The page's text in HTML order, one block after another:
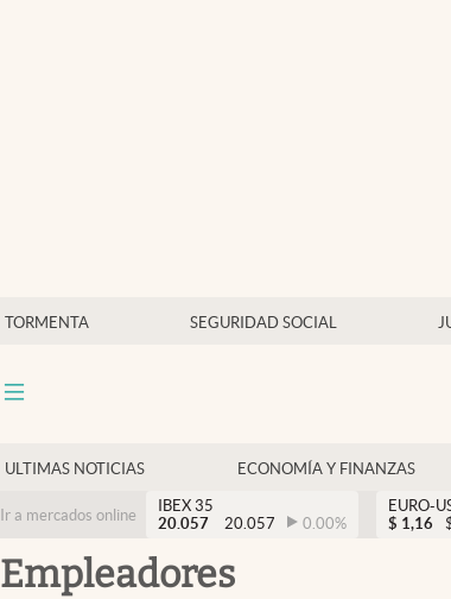
TORMENTA SEGURIDAD SOCIAL
ULTIMAS NOTICIAS ECONOMÍA Y FINANZAS
Ir a mercados online
IBEX 35
20.057
20.057 0.00%
EURO-
$ 1,16
empleadores